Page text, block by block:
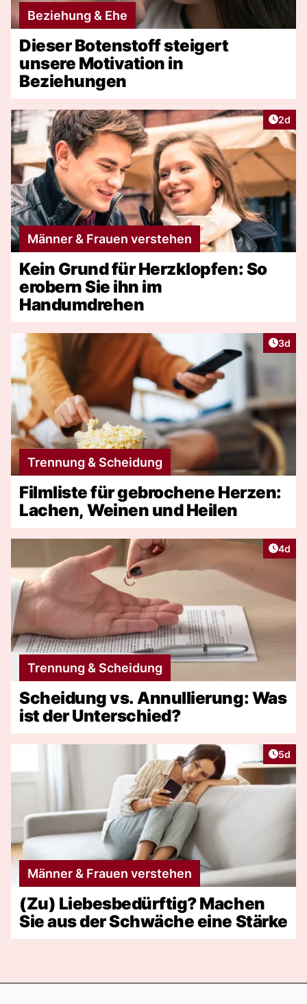
Beziehung & Ehe
Dieser Botenstoff steigert
unsere Motivation in
Beziehungen
2d
Männer & Frauen verstehen
Kein Grund für Herzklopfen: So
erobern Sie ihn im
Handumdrehen
3d
Trennung & Scheidung
Filmliste für gebrochene Herzen:
Lachen, Weinen und Heilen
4d
Trennung & Scheidung
Scheidung vs. Annullierung: Was
ist der Unterschied?
5d
Männer & Frauen verstehen
(Zu) Liebesbedürftig? Machen
Sie aus der Schwäche eine Stärke